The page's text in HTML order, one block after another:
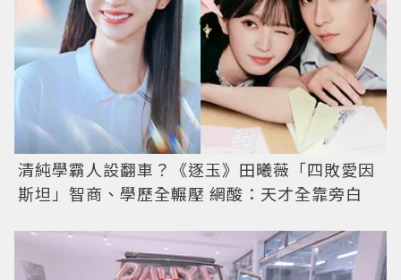
清純學霸人設翻車？《逐玉》田曦薇「四敗愛因
斯坦」智商、學歷全輾壓 網酸：天才全靠旁白